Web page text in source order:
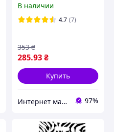
активированным углем
6л (2,6кг)
В наличии
4.7 (7)
285.93₴
353 ₴
Купить
Интернет магазин "Енот" 97%